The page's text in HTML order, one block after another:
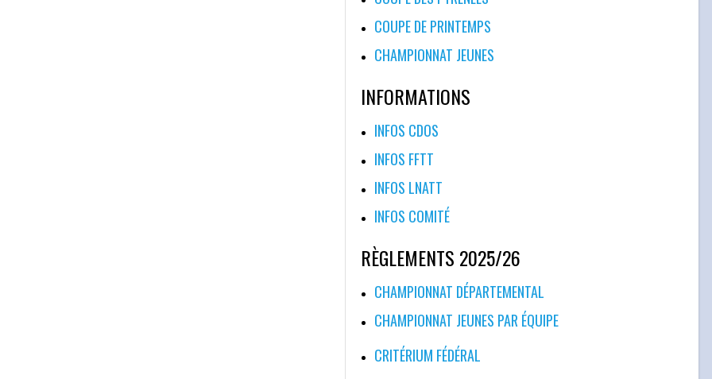
COUPE DE PRINTEMPS
CHAMPIONNAT JEUNES
INFORMATIONS
INFOS CDOS
INFOS FFTT
INFOS LNATT
INFOS COMITÉ
RÈGLEMENTS 2025/26
CHAMPIONNAT DÉPARTEMENTAL
CHAMPIONNAT JEUNES PAR ÉQUIPE
CRITÉRIUM FÉDÉRAL